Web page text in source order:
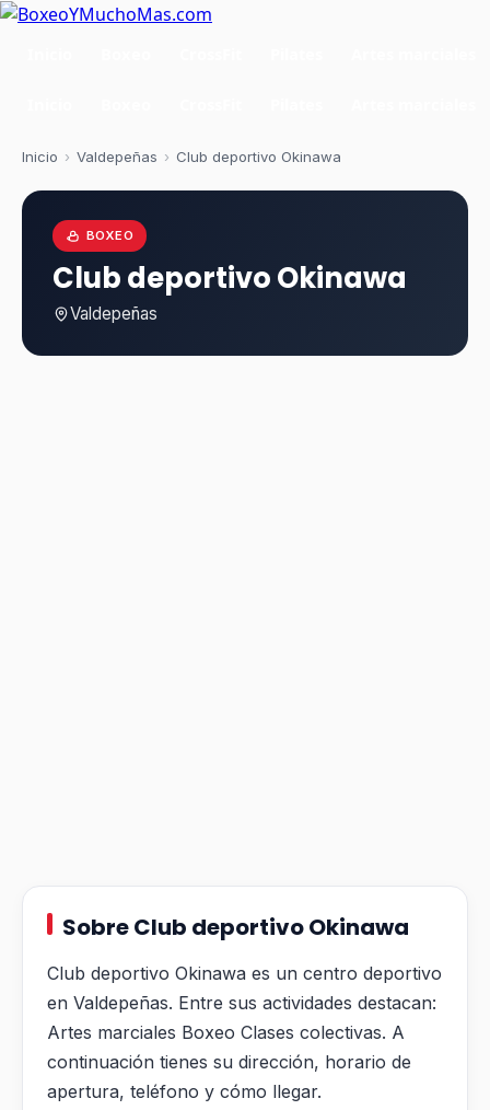
Inicio › Valdepeñas › Club deportivo Okinawa
BOXEO
Club deportivo Okinawa
Valdepeñas
Sobre Club deportivo Okinawa
Club deportivo Okinawa es un centro deportivo
en Valdepeñas. Entre sus actividades destacan:
Artes marciales Boxeo Clases colectivas. A
continuación tienes su dirección, horario de
apertura, teléfono y cómo llegar.